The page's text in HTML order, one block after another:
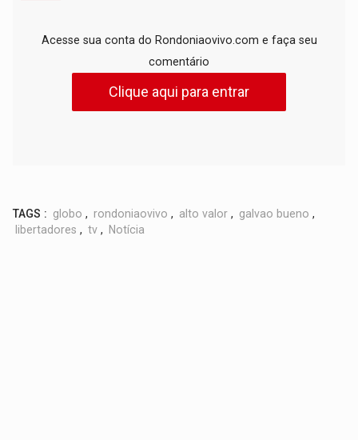
Acesse sua conta do Rondoniaovivo.com e faça seu
comentário
Clique aqui para entrar
TAGS : globo , rondoniaovivo , alto valor , galvao bueno ,
libertadores , tv , Notícia